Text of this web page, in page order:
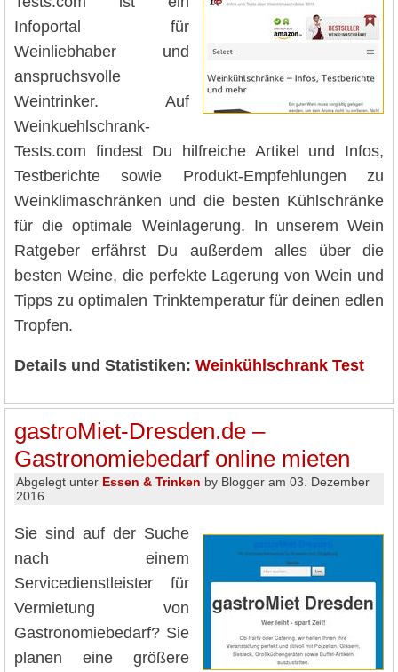
Infoportal für
Weinliebhaber und
anspruchsvolle
Weintrinker. Auf
Weinkuehlschrank-
Tests.com findest Du hilfreiche Artikel und Infos,
Testberichte sowie Produkt-Empfehlungen zu
Weinklimaschränken und die besten Kühlschränke
für die optimale Weinlagerung. In unserem Wein
Ratgeber erfährst Du außerdem alles über die
besten Weine, die perfekte Lagerung von Wein und
Tipps zu optimalen Trinktemperatur für deinen edlen
Tropfen.
Details und Statistiken: Weinkühlschrank Test
gastroMiet-Dresden.de –
Gastronomiebedarf online mieten
Abgelegt unter Essen & Trinken by Blogger am 03. Dezember
2016
Sie sind auf der Suche
nach einem
Servicedienstleister für
Vermietung von
Gastronomiebedarf? Sie
planen eine größere